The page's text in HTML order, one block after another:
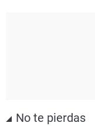
No te pierdas